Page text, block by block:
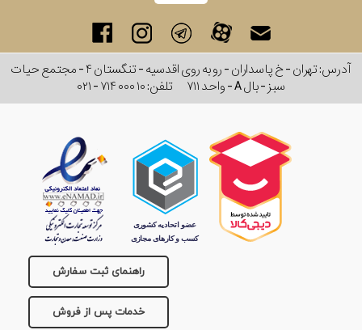
آدرس: تهران - خ پاسداران - رو به روی اقدسیه - تنگستان ۴ - مجتمع حیات
سبز - بال A - واحد ۷۱۱
تلفن:۰۲۱ - ۷۱۴ ۰۰۰ ۱۰
راهنمای ثبت سفارش
خدمات پس از فروش